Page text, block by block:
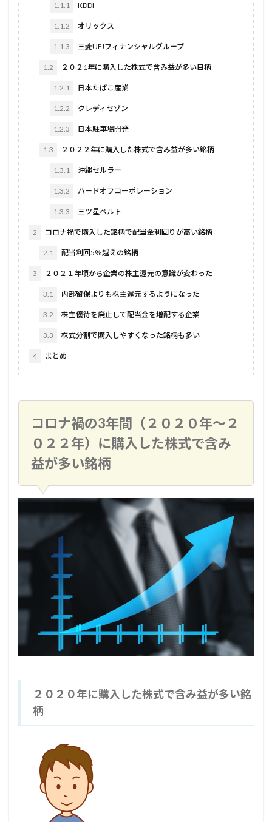
1.1.1 KDDI
1.1.2 オリックス
1.1.3 三菱UFJフィナンシャルグループ
1.2 ２０２1年に購入した株式で含み益が多い目柄
1.2.1 日本たばこ産業
1.2.2 クレディセゾン
1.2.3 日本駐車場開発
1.3 ２０２２年に購入した株式で含み益が多い銘柄
1.3.1 沖縄セルラー
1.3.2 ハードオフコーポレーション
1.3.3 三ツ星ベルト
2 コロナ禍で購入した銘柄で配当金利回りが高い銘柄
2.1 配当利回5％越えの銘柄
3 ２０２１年頃から企業の株主還元の意識が変わった
3.1 内部留保よりも株主還元するようになった
3.2 株主優待を廃止して配当金を増配する企業
3.3 株式分割で購入しやすくなった銘柄も多い
4 まとめ
コロナ禍の3年間（２０２０年～２
０２２年）に購入した株式で含み
益が多い銘柄
２０２０年に購入した株式で含み益が多い銘
柄